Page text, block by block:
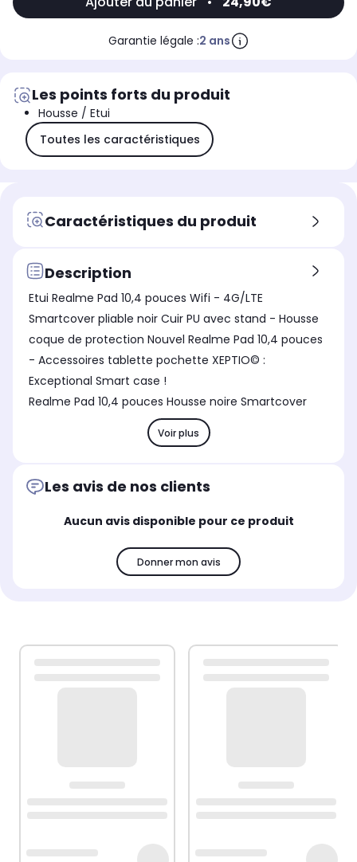
Garantie légale :2 ans
Les points forts du produit
Housse / Etui
Toutes les caractéristiques
Caractéristiques du produit
Description
Etui Realme Pad 10,4 pouces Wifi - 4G/LTE
Smartcover pliable noir Cuir PU avec stand - Housse
coque de protection Nouvel Realme Pad 10,4 pouces
- Accessoires tablette pochette XEPTIO© :
Exceptional Smart case !
Realme Pad 10,4 pouces Housse noire Smartcover
Voir plus
Les avis de nos clients
Aucun avis disponible pour ce produit
Donner mon avis